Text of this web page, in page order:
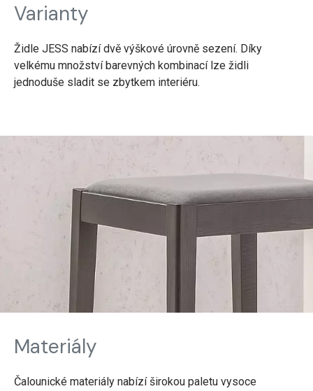
Varianty
Židle JESS nabízí dvě výškové úrovně sezení. Díky
velkému množství barevných kombinací lze židli
jednoduše sladit se zbytkem interiéru.
Materiály
Čalounické materiály nabízí širokou paletu vysoce